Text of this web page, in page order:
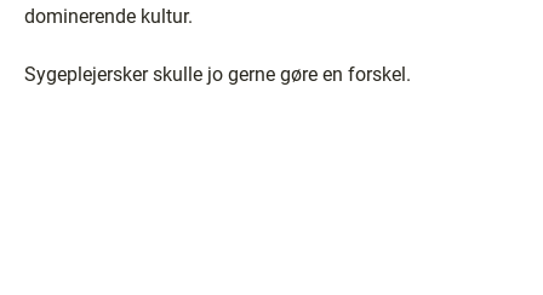
dominerende kultur.
Sygeplejersker skulle jo gerne gøre en forskel.